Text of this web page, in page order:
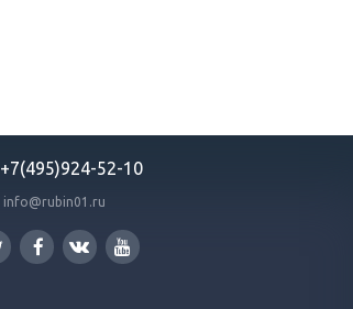
+7(495)924-52-10
info@rubin01.ru